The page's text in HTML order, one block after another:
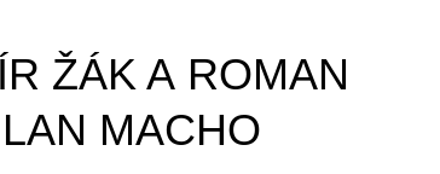
ŽÁK A ROMAN
MACHO